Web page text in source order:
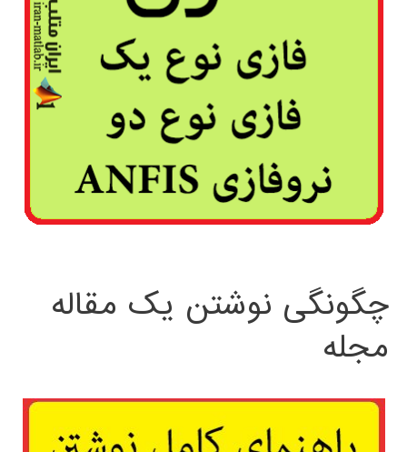
چگونگی نوشتن یک مقاله
مجله